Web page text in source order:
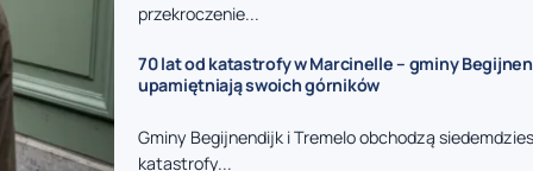
przekroczenie...
70 lat od katastrofy w Marcinelle – gminy
upamiętniają swoich górników
Gminy Begijnendijk i Tremelo obchodzą
katastrofy...